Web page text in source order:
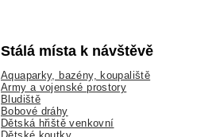
Stálá místa k návštěvě
Aquaparky, bazény, koupaliště
Army a vojenské prostory
Bludiště
Bobové dráhy
Dětská hřiště venkovní